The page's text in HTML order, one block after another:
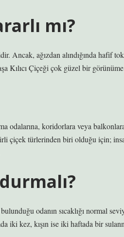
mı?
Ancak, ağızdan alındığında hafif
Kılıcı Çiçeği çok güzel bir
odalarına, koridorlara veya
çiçek türlerinden biri olduğu için;
odanın sıcaklığı normal
iki kez, kışın ise iki haftada bir